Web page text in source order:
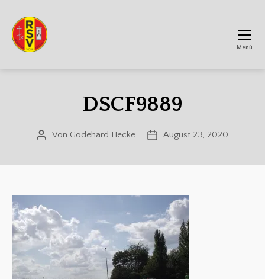
Menü
DSCF9889
Beitragsautor
Von Godehard Hecke Veröffentlichungsdatum
August 23, 2020